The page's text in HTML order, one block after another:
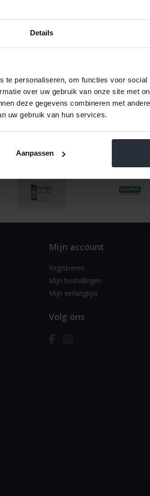
Details
te personaliseren, om functies voor
over uw gebruik van onze site met
deze gegevens combineren met
uw gebruik van hun services.
Aanpassen
Mijn account
Registreren
Mijn bestellingen
Mijn verlanglijst
Volg ons